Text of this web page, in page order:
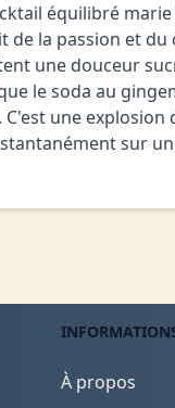
équilibré
de la passion et du
une douceur
le soda au
une explosion
sur
À propos